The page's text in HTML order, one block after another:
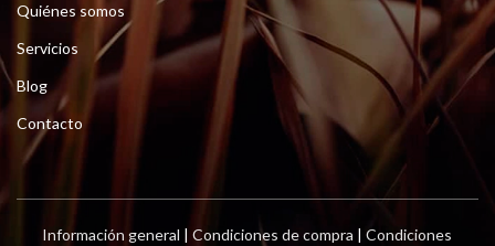
Quiénes somos
Servicios
Blog
Contacto
Información general |Condiciones de compra |Condiciones